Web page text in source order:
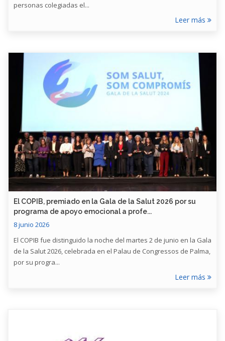
personas colegiadas el...
Leer más
​El COPIB, premiado en la Gala de la Salut 2026 por su
programa de apoyo emocional a profe...
8 junio 2026
El COPIB fue distinguido la noche del martes 2 de junio en la Gala
de la Salut 2026, celebrada en el Palau de Congressos de Palma,
por su progra...
Leer más